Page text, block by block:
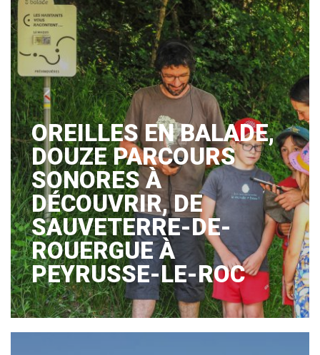
OREILLES EN BALADE,
DOUZE PARCOURS
SONORES À
DÉCOUVRIR, DE
SAUVETERRE-DE-
ROUERGUE À
PEYRUSSE-LE-ROC